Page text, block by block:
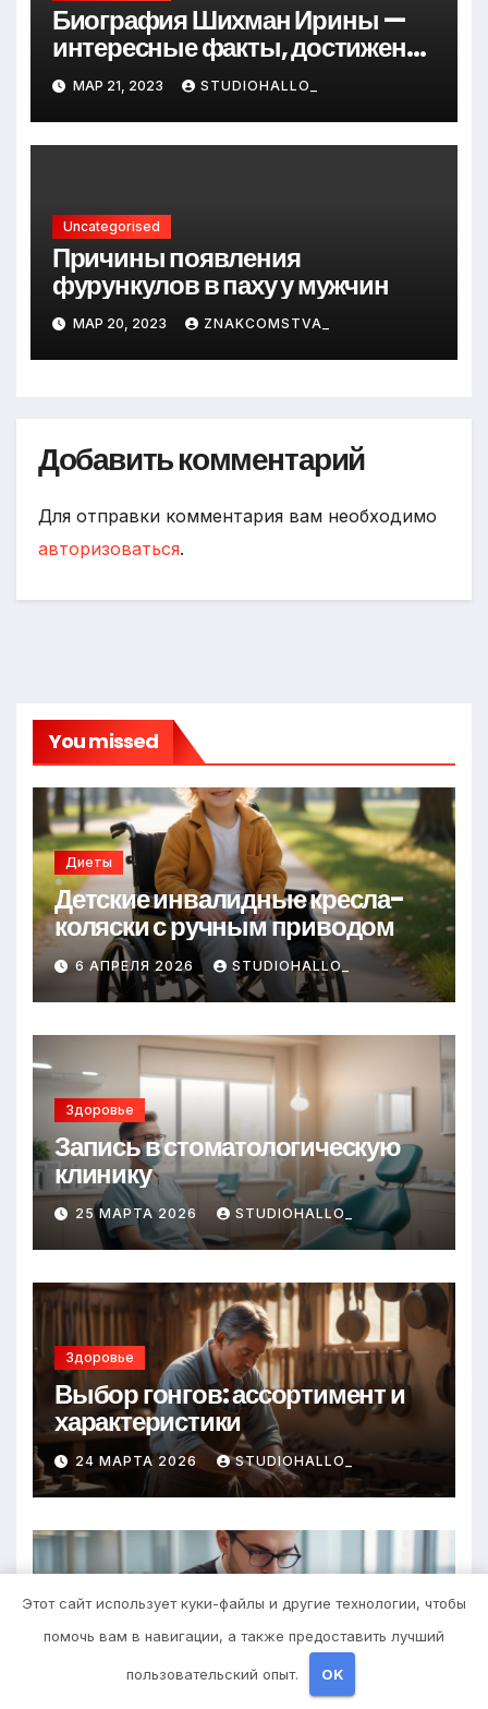
Биография Шихман Ирины —
интересные факты, достижения
и путь к успеху
МАР 21, 2023 STUDIOHALLO_
Uncategorised
Причины появления
фурункулов в паху у мужчин
МАР 20, 2023 ZNAKCOMSTVA_
Добавить комментарий
Для отправки комментария вам необходимо
авторизоваться.
You missed
Диеты
Детские инвалидные кресла-
коляски с ручным приводом
6 АПРЕЛЯ 2026 STUDIOHALLO_
Здоровье
Запись в стоматологическую
клинику
25 МАРТА 2026 STUDIOHALLO_
Здоровье
Выбор гонгов: ассортимент и
характеристики
24 МАРТА 2026 STUDIOHALLO_
Диеты
Оформление аккредитивов в
международной торговле
Этот сайт использует куки-файлы и другие технологии, чтобы
помочь вам в навигации, а также предоставить лучший
пользовательский опыт. OK